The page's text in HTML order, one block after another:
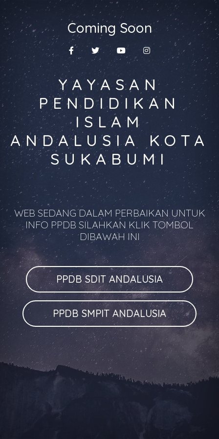
Coming Soon
YAYASAN
PENDIDIKAN
ISLAM
ANDALUSIA KOTA
SUKABUMI
WEB SEDANG DALAM PERBAIKAN UNTUK
INFO PPDB SILAHKAN KLIK TOMBOL
DIBAWAH INI
PPDB SDIT ANDALUSIA
PPDB SMPIT ANDALUSIA